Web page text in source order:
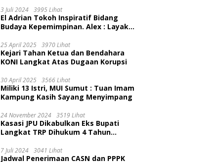
3 Juli 2024 3995 Lihat
El Adrian Tokoh Inspiratif Bidang
Budaya Kepemimpinan. Alex : Layak
25 April 2025 3970 Lihat
Kejari Tahan Ketua dan Bendahara
KONI Langkat Atas Dugaan Korupsi
30 April 2025 3566 Lihat
Miliki 13 Istri, MUI Sumut : Tuan Imam
Kampung Kasih Sayang Menyimpang
24 November 2024 3519 Lihat
Kasasi JPU Dikabulkan Eks Bupati
Langkat TRP Dihukum 4 Tahun
7 Juli 2024 3041 Lihat
Jadwal Penerimaan CASN dan PPPK